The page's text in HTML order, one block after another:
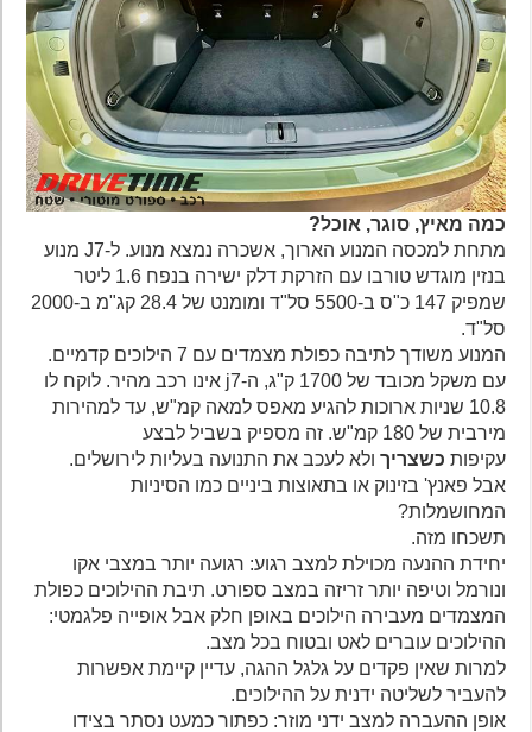
כמה מאיץ, סוגר, אוכל?
מתחת למכסה המנוע הארוך, אשכרה נמצא מנוע. ל-J7 מנוע
בנזין מוגדש טורבו עם הזרקת דלק ישירה בנפח 1.6 ליטר
שמפיק 147 כ"ס ב-5500 סל"ד ומומנט של 28.4 קג"מ ב-2000
סל"ד.
המנוע משודך לתיבה כפולת מצמדים עם 7 הילוכים קדמיים.
עם משקל מכובד של 1700 ק"ג, ה-j7 אינו רכב מהיר. לוקח לו
10.8 שניות ארוכות להגיע מאפס למאה קמ"ש, עד למהירות
מירבית של 180 קמ"ש. זה מספיק בשביל לבצע
עקיפותכשצריךולא לעכב את התנועה בעליות לירושלים.
אבל פאנץ' בזינוק או בתאוצות ביניים כמו הסיניות
המחושמלות?
תשכחו מזה.
יחידת ההנעה מכוילת למצב רגוע: רגועה יותר במצבי אקו
ונורמל וטיפה יותר זריזה במצב ספורט. תיבת ההילוכים כפולת
המצמדים מעבירה הילוכים באופן חלק אבל אופייה פלגמטי:
ההילוכים עוברים לאט ובטוח בכל מצב.
למרות שאין פקדים על גלגל ההגה, עדיין קיימת אפשרות
להעביר לשליטה ידנית על ההילוכים.
אופן ההעברה למצב ידני מוזר: כפתור כמעט נסתר בצידו